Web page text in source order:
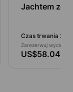
Jachtem ze
Czas trwania 2
Zarezerwuj
US$58.04